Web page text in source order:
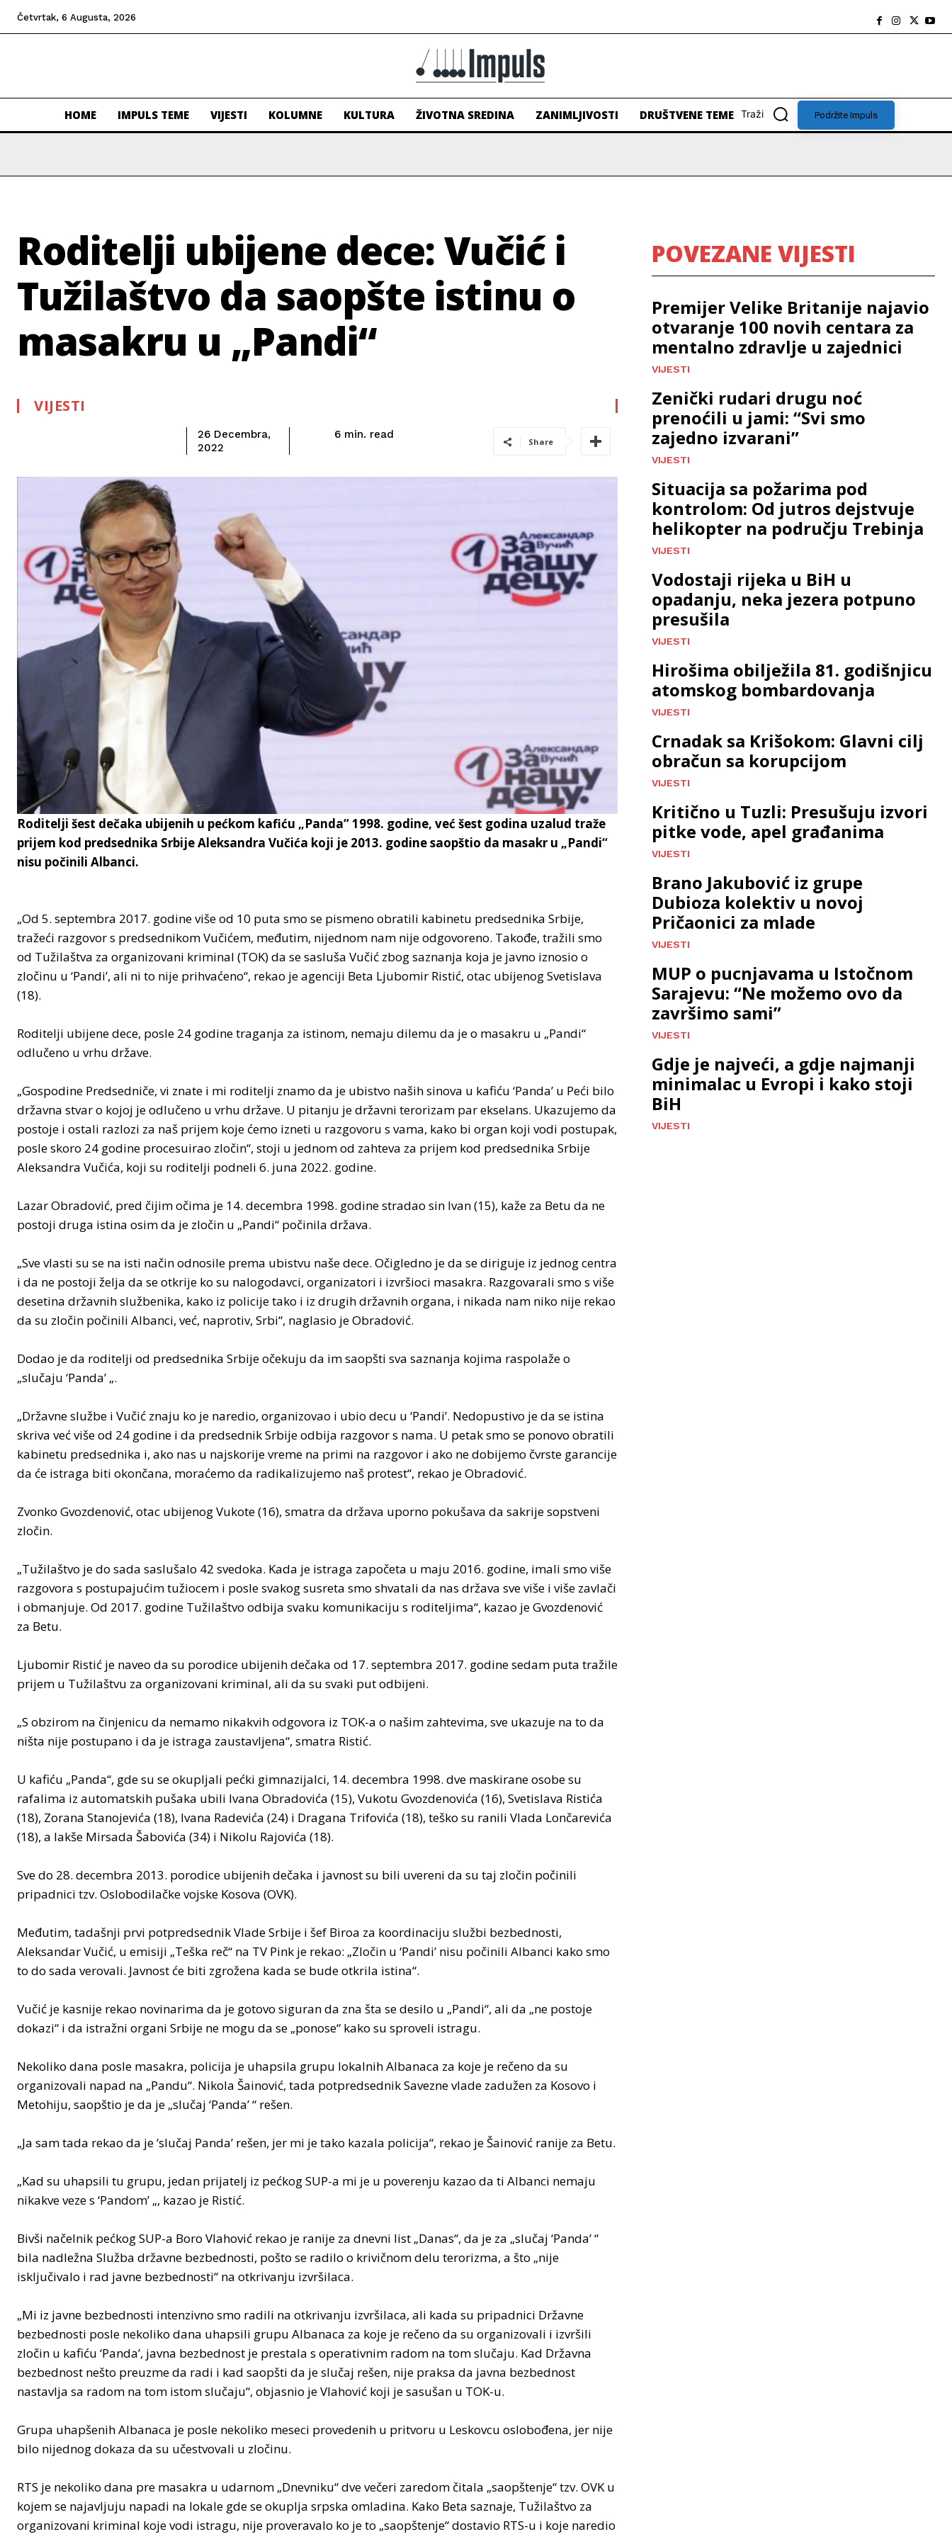
Četvrtak, 6 Augusta, 2026
HOME IMPULS TEME VIJESTI KOLUMNE KULTURA ŽIVOTNA SREDINA ZANIMLJIVOSTI DRUŠTVENE TEME Traži Podržite Impuls
Roditelji ubijene dece: Vučić i
Tužilaštvo da saopšte istinu o
masakru u „Pandi“
VIJESTI
26 Decembra,
2022
6 min. read
Share
Roditelji šest dečaka ubijenih u pećkom kafiću „Panda“ 1998. godine, već šest godina uzalud traže
prijem kod predsednika Srbije Aleksandra Vučića koji je 2013. godine saopštio da masakr u „Pandi“
nisu počinili Albanci.
„Od 5. septembra 2017. godine više od 10 puta smo se pismeno obratili kabinetu predsednika Srbije,
tražeći razgovor s predsednikom Vučićem, međutim, nijednom nam nije odgovoreno. Takođe, tražili smo
od Tužilaštva za organizovani kriminal (TOK) da se sasluša Vučić zbog saznanja koja je javno iznosio o
zločinu u ‘Pandi’, ali ni to nije prihvaćeno“, rekao je agenciji Beta Ljubomir Ristić, otac ubijenog Svetislava
(18).
Roditelji ubijene dece, posle 24 godine traganja za istinom, nemaju dilemu da je o masakru u „Pandi“
odlučeno u vrhu države.
„Gospodine Predsedniče, vi znate i mi roditelji znamo da je ubistvo naših sinova u kafiću ‘Panda’ u Peći bilo
državna stvar o kojoj je odlučeno u vrhu države. U pitanju je državni terorizam par ekselans. Ukazujemo da
postoje i ostali razlozi za naš prijem koje ćemo izneti u razgovoru s vama, kako bi organ koji vodi postupak,
posle skoro 24 godine procesuirao zločin“, stoji u jednom od zahteva za prijem kod predsednika Srbije
Aleksandra Vučića, koji su roditelji podneli 6. juna 2022. godine.
Lazar Obradović, pred čijim očima je 14. decembra 1998. godine stradao sin Ivan (15), kaže za Betu da ne
postoji druga istina osim da je zločin u „Pandi“ počinila država.
„Sve vlasti su se na isti način odnosile prema ubistvu naše dece. Očigledno je da se diriguje iz jednog centra
i da ne postoji želja da se otkrije ko su nalogodavci, organizatori i izvršioci masakra. Razgovarali smo s više
desetina državnih službenika, kako iz policije tako i iz drugih državnih organa, i nikada nam niko nije rekao
da su zločin počinili Albanci, već, naprotiv, Srbi“, naglasio je Obradović.
Dodao je da roditelji od predsednika Srbije očekuju da im saopšti sva saznanja kojima raspolaže o
„slučaju ‘Panda’ „.
„Državne službe i Vučić znaju ko je naredio, organizovao i ubio decu u ‘Pandi’. Nedopustivo je da se istina
skriva već više od 24 godine i da predsednik Srbije odbija razgovor s nama. U petak smo se ponovo obratili
kabinetu predsednika i, ako nas u najskorije vreme na primi na razgovor i ako ne dobijemo čvrste garancije
da će istraga biti okončana, moraćemo da radikalizujemo naš protest“, rekao je Obradović.
Zvonko Gvozdenović, otac ubijenog Vukote (16), smatra da država uporno pokušava da sakrije sopstveni
zločin.
„Tužilaštvo je do sada saslušalo 42 svedoka. Kada je istraga započeta u maju 2016. godine, imali smo više
razgovora s postupajućim tužiocem i posle svakog susreta smo shvatali da nas država sve više i više zavlači
i obmanjuje. Od 2017. godine Tužilaštvo odbija svaku komunikaciju s roditeljima“, kazao je Gvozdenović
za Betu.
Ljubomir Ristić je naveo da su porodice ubijenih dečaka od 17. septembra 2017. godine sedam puta tražile
prijem u Tužilaštvu za organizovani kriminal, ali da su svaki put odbijeni.
„S obzirom na činjenicu da nemamo nikakvih odgovora iz TOK-a o našim zahtevima, sve ukazuje na to da
ništa nije postupano i da je istraga zaustavljena“, smatra Ristić.
U kafiću „Panda“, gde su se okupljali pećki gimnazijalci, 14. decembra 1998. dve maskirane osobe su
rafalima iz automatskih pušaka ubili Ivana Obradovića (15), Vukotu Gvozdenovića (16), Svetislava Ristića
(18), Zorana Stanojevića (18), Ivana Radevića (24) i Dragana Trifovića (18), teško su ranili Vlada Lončarevića
(18), a lakše Mirsada Šabovića (34) i Nikolu Rajovića (18).
Sve do 28. decembra 2013. porodice ubijenih dečaka i javnost su bili uvereni da su taj zločin počinili
pripadnici tzv. Oslobodilačke vojske Kosova (OVK).
Međutim, tadašnji prvi potpredsednik Vlade Srbije i šef Biroa za koordinaciju službi bezbednosti,
Aleksandar Vučić, u emisiji „Teška reč“ na TV Pink je rekao: „Zločin u ‘Pandi’ nisu počinili Albanci kako smo
to do sada verovali. Javnost će biti zgrožena kada se bude otkrila istina“.
Vučić je kasnije rekao novinarima da je gotovo siguran da zna šta se desilo u „Pandi“, ali da „ne postoje
dokazi“ i da istražni organi Srbije ne mogu da se „ponose“ kako su sproveli istragu.
Nekoliko dana posle masakra, policija je uhapsila grupu lokalnih Albanaca za koje je rečeno da su
organizovali napad na „Pandu“. Nikola Šainović, tada potpredsednik Savezne vlade zadužen za Kosovo i
Metohiju, saopštio je da je „slučaj ‘Panda’ “ rešen.
„Ja sam tada rekao da je ‘slučaj Panda’ rešen, jer mi je tako kazala policija“, rekao je Šainović ranije za Betu.
„Kad su uhapsili tu grupu, jedan prijatelj iz pećkog SUP-a mi je u poverenju kazao da ti Albanci nemaju
nikakve veze s ‘Pandom’ „, kazao je Ristić.
Bivši načelnik pećkog SUP-a Boro Vlahović rekao je ranije za dnevni list „Danas“, da je za „slučaj ‘Panda’ “
bila nadležna Služba državne bezbednosti, pošto se radilo o krivičnom delu terorizma, a što „nije
isključivalo i rad javne bezbednosti“ na otkrivanju izvršilaca.
„Mi iz javne bezbednosti intenzivno smo radili na otkrivanju izvršilaca, ali kada su pripadnici Državne
bezbednosti posle nekoliko dana uhapsili grupu Albanaca za koje je rečeno da su organizovali i izvršili
zločin u kafiću ‘Panda’, javna bezbednost je prestala s operativnim radom na tom slučaju. Kad Državna
bezbednost nešto preuzme da radi i kad saopšti da je slučaj rešen, nije praksa da javna bezbednost
nastavlja sa radom na tom istom slučaju“, objasnio je Vlahović koji je sasušan u TOK-u.
Grupa uhapšenih Albanaca je posle nekoliko meseci provedenih u pritvoru u Leskovcu oslobođena, jer nije
bilo nijednog dokaza da su učestvovali u zločinu.
RTS je nekoliko dana pre masakra u udarnom „Dnevniku“ dve večeri zaredom čitala „saopštenje“ tzv. OVK u
kojem se najavljuju napadi na lokale gde se okuplja srpska omladina. Kako Beta saznaje, Tužilaštvo za
organizovani kriminal koje vodi istragu, nije proveravalo ko je to „saopštenje“ dostavio RTS-u i koje naredio
POVEZANE VIJESTI
Premijer Velike Britanije najavio
otvaranje 100 novih centara za
mentalno zdravlje u zajednici
VIJESTI
Zenički rudari drugu noć
prenoćili u jami: “Svi smo
zajedno izvarani”
VIJESTI
Situacija sa požarima pod
kontrolom: Od jutros dejstvuje
helikopter na području Trebinja
VIJESTI
Vodostaji rijeka u BiH u
opadanju, neka jezera potpuno
presušila
VIJESTI
Hirošima obilježila 81. godišnjicu
atomskog bombardovanja
VIJESTI
Crnadak sa Krišokom: Glavni cilj
obračun sa korupcijom
VIJESTI
Kritično u Tuzli: Presušuju izvori
pitke vode, apel građanima
VIJESTI
Brano Jakubović iz grupe
Dubioza kolektiv u novoj
Pričaonici za mlade
VIJESTI
MUP o pucnjavama u Istočnom
Sarajevu: “Ne možemo ovo da
završimo sami”
VIJESTI
Gdje je najveći, a gdje najmanji
minimalac u Evropi i kako stoji
BiH
VIJESTI